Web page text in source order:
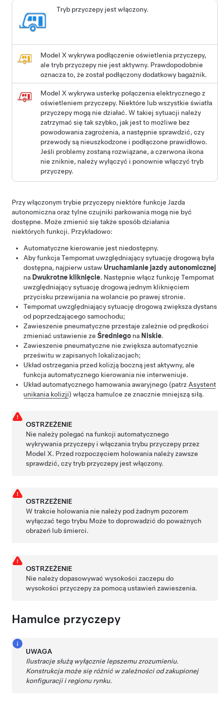
Tryb przyczepy jest włączony.
Model X wykrywa podłączenie oświetlenia przyczepy,
ale tryb przyczepy nie jest aktywny. Prawdopodobnie
oznacza to, że został podłączony dodatkowy bagażnik.
Model X wykrywa usterkę połączenia elektrycznego z
oświetleniem przyczepy. Niektóre lub wszystkie światła
przyczepy mogą nie działać. W takiej sytuacji należy
zatrzymać się tak szybko, jak jest to możliwe bez
powodowania zagrożenia, a następnie sprawdzić, czy
przewody są nieuszkodzone i podłączone prawidłowo.
Jeśli problemy zostaną rozwiązane, a czerwona ikona
nie zniknie, należy wyłączyć i ponownie włączyć tryb
przyczepy.
Przy włączonym trybie przyczepy niektóre funkcje Jazda
autonomicznaoraz tylne czujniki parkowania mogą nie być
dostępne. Może zmienić się także sposób działania
niektórych funkcji. Przykładowo:
Automatyczne kierowanie jest niedostępny.
Aby funkcjaTempomat uwzględniający sytuację drogową była
dostępna, najpierw ustaw Uruchamianie jazdy autonomicznej
na Dwukrotne kliknięcie. Następnie włącz funkcję Tempomat
uwzględniający sytuację drogową jednym kliknięciem
przycisku przewijania na wolancie po prawej stronie.
Tempomat uwzględniający sytuację drogowązwiększa dystans
od poprzedzającego samochodu;
Zawieszenie pneumatyczne przestaje zależnie od prędkości
zmieniać ustawienie ze Średniego na Niskie.
Zawieszenie pneumatyczne nie zwiększa automatycznie
prześwitu w zapisanych lokalizacjach;
Układ ostrzegania przed kolizją boczną jest aktywny, ale
funkcja automatycznego kierowania nie interweniuje.
Układ automatycznego hamowania awaryjnego (patrz Asystent
unikania kolizji) włącza hamulce ze znacznie mniejszą siłą.
OSTRZEŻENIE
Nie należy polegać na funkcji automatycznego
wykrywania przyczepy i włączania trybu przyczepy przez
Model X. Przed rozpoczęciem holowania należy zawsze
sprawdzić, czy tryb przyczepy jest włączony.
OSTRZEŻENIE
W trakcie holowania nie należy pod żadnym pozorem
wyłączać tego trybu Może to doprowadzić do poważnych
obrażeń lub śmierci.
OSTRZEŻENIE
Nie należy dopasowywać wysokości zaczepu do
wysokości przyczepy za pomocą ustawień zawieszenia.
Hamulce przyczepy
UWAGA
Ilustracje służą wyłącznie lepszemu zrozumieniu.
Konstrukcja może się różnić w zależności od zakupionej
konfiguracji i regionu rynku.